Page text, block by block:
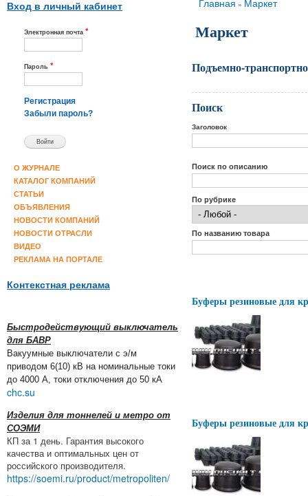
Вход в личный кабинет
Электронная почта *
Пароль *
Регистрация
Забыли пароль?
О ЖУРНАЛЕ
КАТАЛОГ КОМПАНИЙ
СТАТЬИ
ОБЪЯВЛЕНИЯ
НОВОСТИ КОМПАНИЙ
НОВОСТИ ОТРАСЛИ
ВИДЕО
РЕКЛАМА НА ПОРТАЛЕ
Контекстная реклама
Быстродействующий выключатель
для БАВР
Вакуумные выключатели с э/м
приводом 6(10) кВ на номинальные токи
до 4000 А, токи отключения до 50 кА
chc.su
Изделия для тоннелей и метро от
СОЭМИ
КП за 1 день. Гарантия высокого
качества и оптимальных цен от
российского производителя.
https://soemi.ru/product/metropoliten/
Вы здесь
Главная » Маркет
Маркет
Подъемно-
Поиск
Заголовок
Поиск по описанию
По рубрике
По названию товара
Буферы резиновые для
Буферы резиновые для